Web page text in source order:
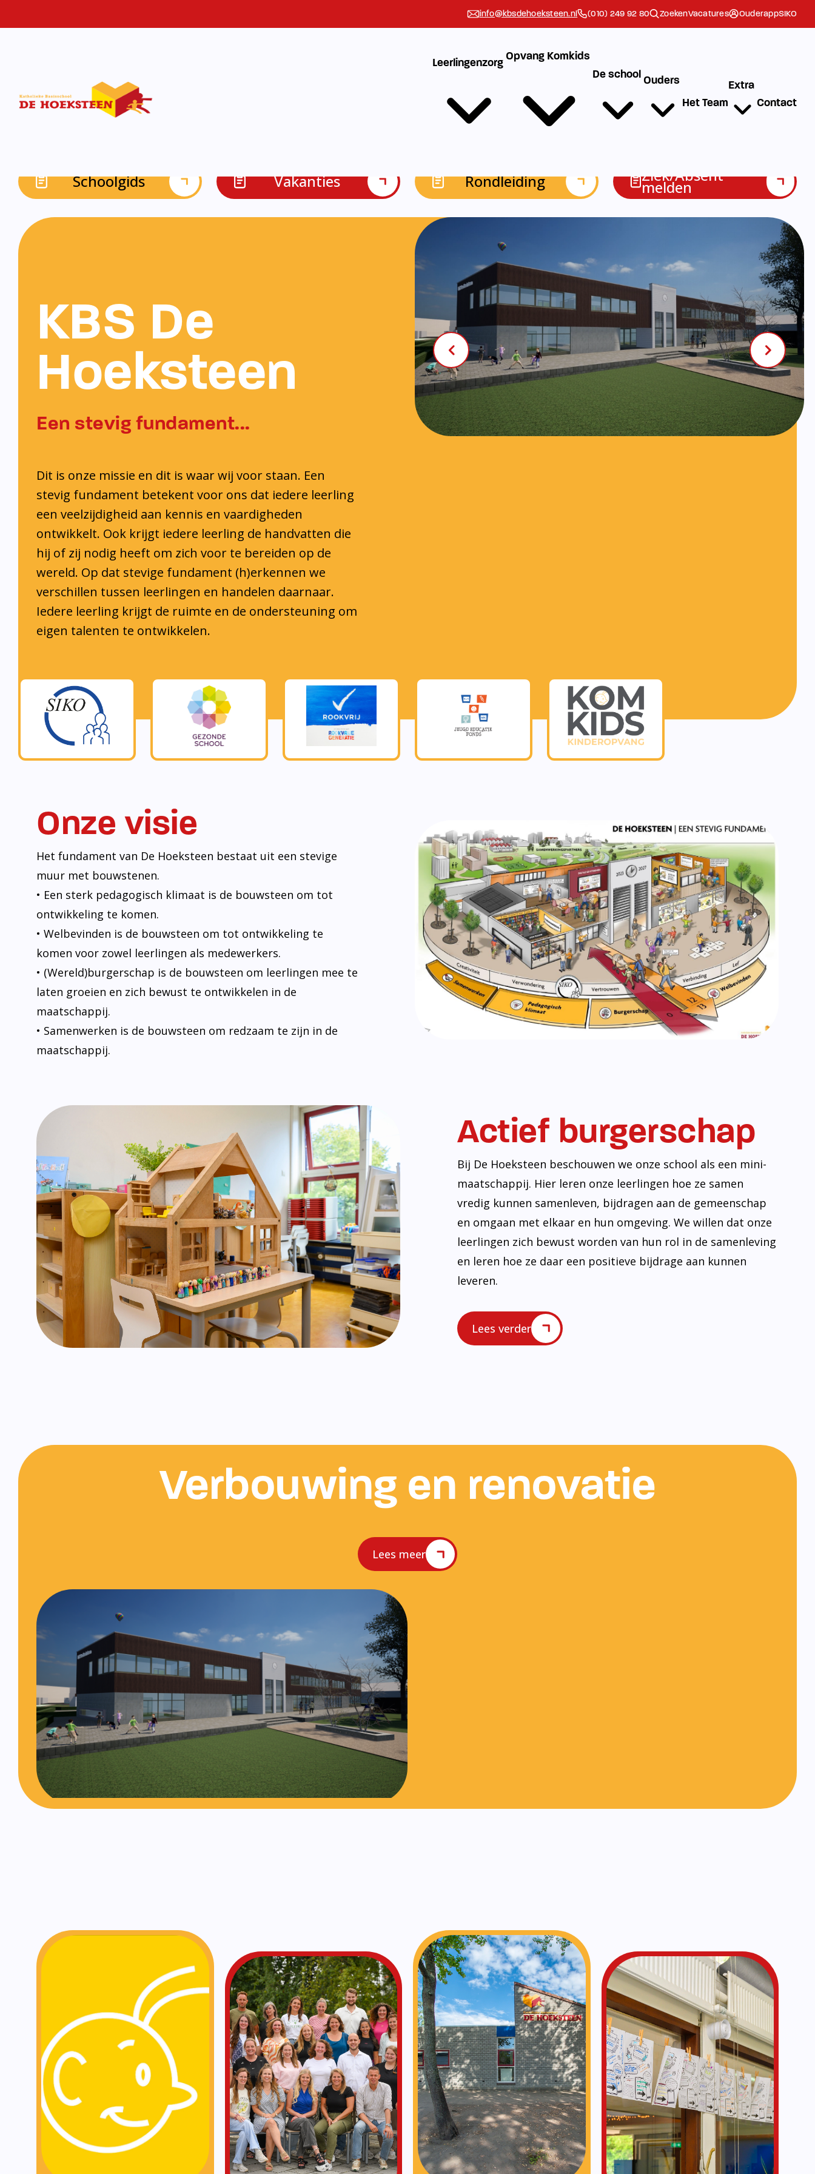
info@kbsdehoeksteen.nl (010) 249 92 80 ZoekenVacatures OuderappSIKO
Leerlingenzorg Opvang Komkids
De school Ouders
Het Team
Extra
Contact
Schoolgids Vakanties Rondleiding Ziek/Absent
melden
KBS De
Hoeksteen
Een stevig fundament...
Dit is onze missie en dit is waar wij voor staan. Een
stevig fundament betekent voor ons dat iedere leerling
een veelzijdigheid aan kennis en vaardigheden
ontwikkelt. Ook krijgt iedere leerling de handvatten die
hij of zij nodig heeft om zich voor te bereiden op de
wereld. Op dat stevige fundament (h)erkennen we
verschillen tussen leerlingen en handelen daarnaar.
Iedere leerling krijgt de ruimte en de ondersteuning om
eigen talenten te ontwikkelen.
Onze visie
Het fundament van De Hoeksteen bestaat uit een stevige
muur met bouwstenen.
• Een sterk pedagogisch klimaat is de bouwsteen om tot
ontwikkeling te komen.
• Welbevinden is de bouwsteen om tot ontwikkeling te
komen voor zowel leerlingen als medewerkers.
• (Wereld)burgerschap is de bouwsteen om leerlingen mee te
laten groeien en zich bewust te ontwikkelen in de
maatschappij.
• Samenwerken is de bouwsteen om redzaam te zijn in de
maatschappij.
Actief burgerschap
Bij De Hoeksteen beschouwen we onze school als een mini-
maatschappij. Hier leren onze leerlingen hoe ze samen
vredig kunnen samenleven, bijdragen aan de gemeenschap
en omgaan met elkaar en hun omgeving. We willen dat onze
leerlingen zich bewust worden van hun rol in de samenleving
en leren hoe ze daar een positieve bijdrage aan kunnen
leveren.
Lees verder
Verbouwing en renovatie
Lees meer